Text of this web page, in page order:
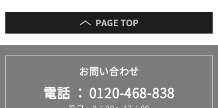
お問い合わせ
電話 0120-468-838